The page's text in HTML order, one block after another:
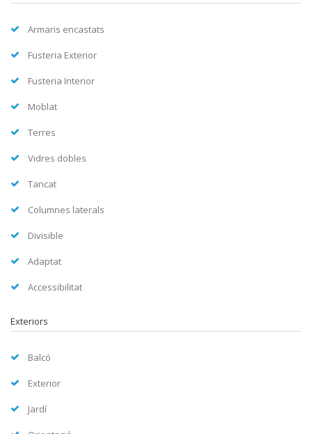
Armaris encastats
Fusteria Exterior
Fusteria Interior
Moblat
Terres
Vidres dobles
Tancat
Columnes laterals
Divisible
Adaptat
Accessibilitat
Exteriors
Balcó
Exterior
Jardí